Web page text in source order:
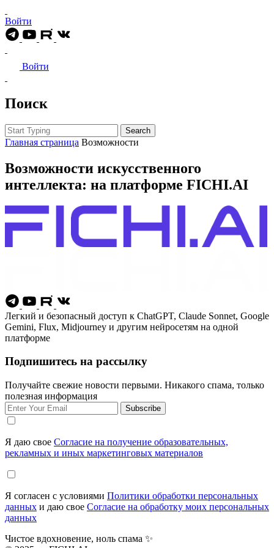
Войти
Войти
Поиск
Search
Главная страница Возможности
Возможности искусственного
интеллекта: на платформе FICHI.AI
Легкий и безопасный доступ к ChatGPT, Claude Sonnet, Google
Gemini, Flux, Midjourney и другим нейросетям на одной
платформе
Подпишитесь на рассылку
Получайте свежие новости первыми. Никакого спама, только
полезная информация
Subscribe
Я даю свое Согласие на получение образовательных,
рекламных и иных маркетинговых материалов
Я согласен с условиями Политики обработки персональных
данных и даю свое Согласие на обработку моих персональных
данных
Чистое вдохновение, ноль спама ✨